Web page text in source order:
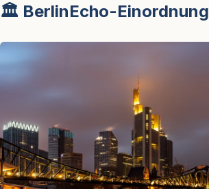
🏛️ BerlinEcho-Einordnung